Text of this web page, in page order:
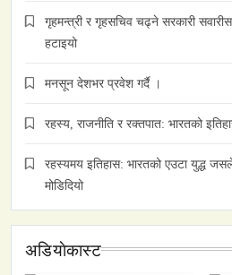
गृहमन्त्री र गृहसचिव चढ्ने सरकारी
हटाइयो
मनसून देशभर प्रवेश गर्दै ।
रहस्य, राजनीति र रक्तपात: भारतको
रहस्यमय इतिहास: भारतको एउटा युद्ध जसले
मोडिदियो
अडियाेकास्ट